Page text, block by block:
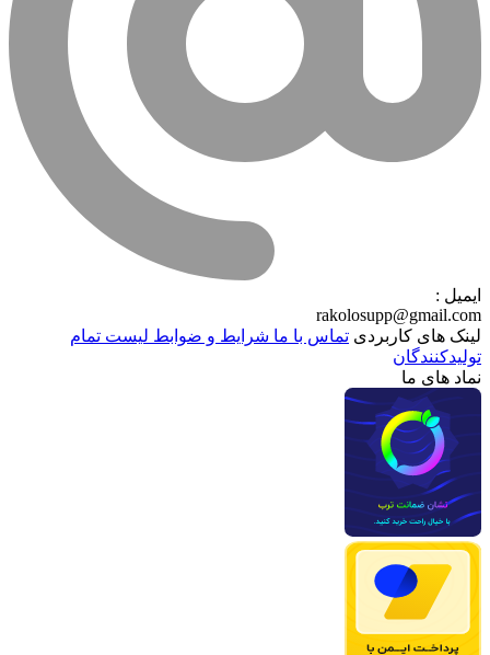
ایمیل :
rakolosupp@gmail.com
لینک های کاربردی تماس با ماشرایط و ضوابطلیست تمام
تولیدکنندگان
نماد های ما